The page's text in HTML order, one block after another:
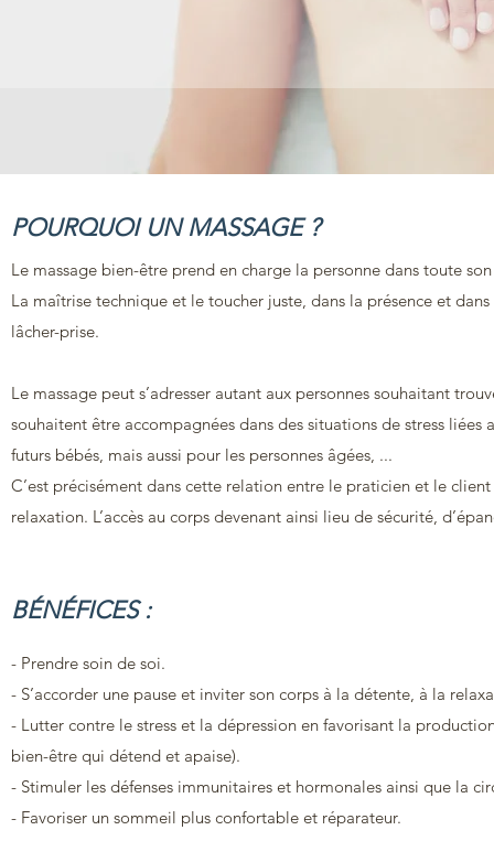
POURQUOI UN MASSAGE ?
Le massage bien-être prend en charge la personne dans toute
La maîtrise technique et le toucher juste, dans la présence et
lâcher-prise.
Le massage peut s’adresser autant aux personnes souhaitant
souhaitent être accompagnées dans des situations de stress
futurs bébés, mais aussi pour les personnes âgées, ...
C’est précisément dans cette relation entre le praticien et le
relaxation. L’accès au corps devenant ainsi lieu de sécurité,
BÉNÉFICES :
- Prendre soin de soi.
- S’accorder une pause et inviter son corps à la détente, à la
- Lutter contre le stress et la dépression en favorisant la
bien-être qui détend et apaise).
- Stimuler les défenses immunitaires et hormonales ainsi que la
- Favoriser un sommeil plus confortable et réparateur.